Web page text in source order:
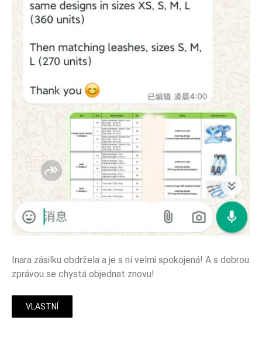
Inara zásilku obdržela a je s ní velmi spokojená! A s dobrou
zprávou se chystá objednat znovu!
VLASTNÍ